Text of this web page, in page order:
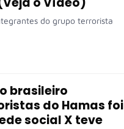
do grupo terrorista
brasileiro
do Hamas foi
social X teve